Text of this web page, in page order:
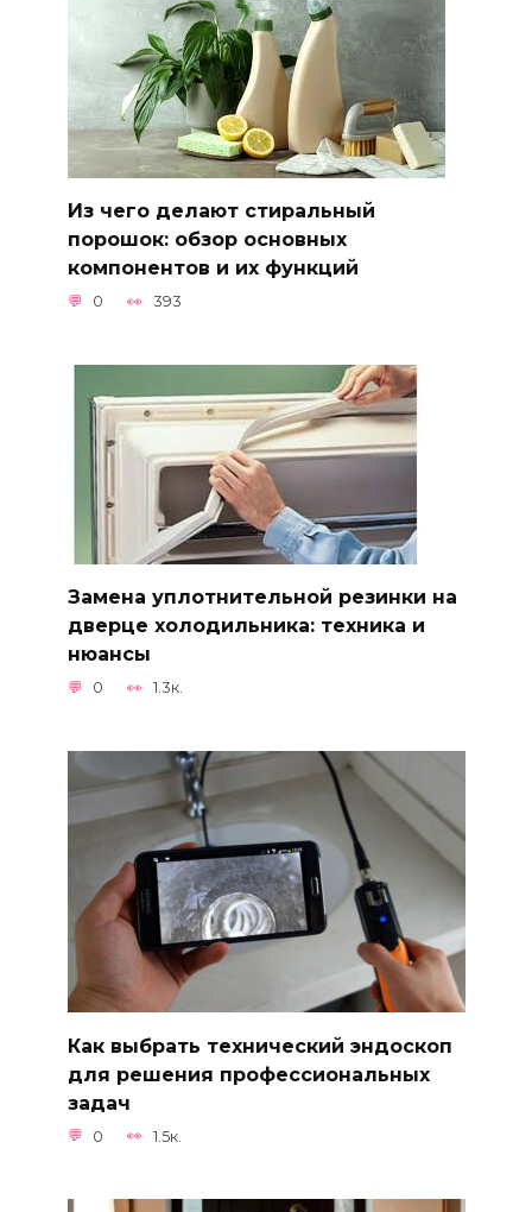
Из чего делают стиральный
порошок: обзор основных
компонентов и их функций
0 393
Замена уплотнительной резинки на
дверце холодильника: техника и
нюансы
0 1.3к.
Как выбрать технический эндоскоп
для решения профессиональных
задач
0 1.5к.